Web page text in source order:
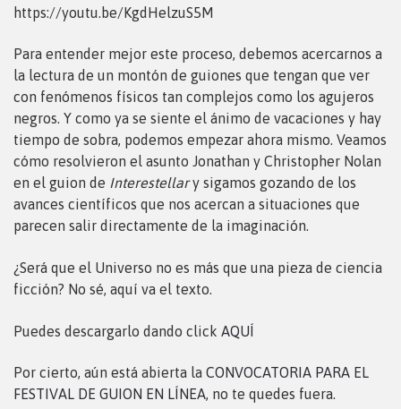
https://youtu.be/KgdHelzuS5M
Para entender mejor este proceso, debemos acercarnos a
la lectura de un montón de guiones que tengan que ver
con fenómenos físicos tan complejos como los agujeros
negros. Y como ya se siente el ánimo de vacaciones y hay
tiempo de sobra, podemos empezar ahora mismo. Veamos
cómo resolvieron el asunto Jonathan y Christopher Nolan
en el guion de Interestellary sigamos gozando de los
avances científicos que nos acercan a situaciones que
parecen salir directamente de la imaginación.
¿Será que el Universo no es más que una pieza de ciencia
ficción? No sé, aquí va el texto.
Puedes descargarlo dando click AQUÍ
Por cierto, aún está abierta la CONVOCATORIA PARA EL
FESTIVAL DE GUION EN LÍNEA, no te quedes fuera.